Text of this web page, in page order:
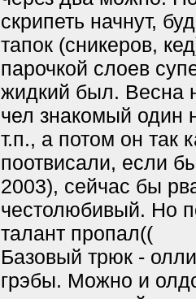
скрипеть начнут,
тапок (сникеров,
парочкой слоев
жидкий был. Весна
чел знакомый один
т.п., а потом он так
поотвисали, если
2003), сейчас бы
честолюбивый. Но
талант пропал((
Базовый трюк -
грэбы. Можно и